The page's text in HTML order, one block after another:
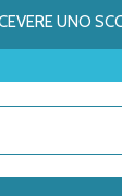
UNO
🎁 SCOPRI LE